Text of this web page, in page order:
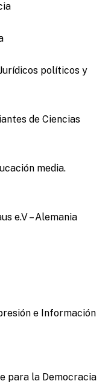
políticos y
de Ciencias
media.
e.V – Alemania
e Información
para la Democracia